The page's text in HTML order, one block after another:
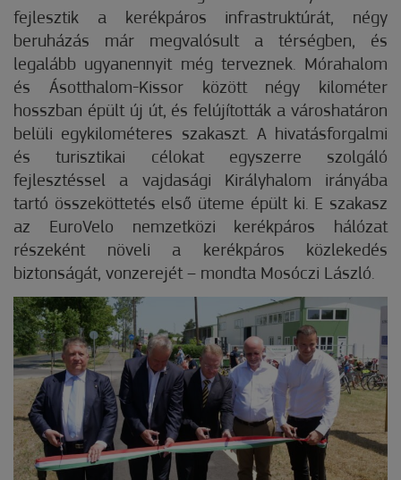
fejlesztik a kerékpáros infrastruktúrát, négy
beruházás már megvalósult a térségben, és
legalább ugyanennyit még terveznek. Mórahalom
és Ásotthalom-Kissor között négy kilométer
hosszban épült új út, és felújították a városhatáron
belüli egykilométeres szakaszt. A hivatásforgalmi
és turisztikai célokat egyszerre szolgáló
fejlesztéssel a vajdasági Királyhalom irányába
tartó összeköttetés első üteme épült ki. E szakasz
az EuroVelo nemzetközi kerékpáros hálózat
részeként növeli a kerékpáros közlekedés
biztonságát, vonzerejét – mondta Mosóczi László.